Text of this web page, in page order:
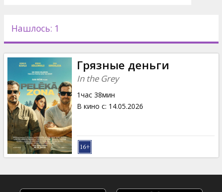
Новости
Подарки
Кинозакуски
B2B
Клуб
Нашлось: 1
Грязные деньги
In the Grey
1час 38мин
В кино с: 14.05.2026